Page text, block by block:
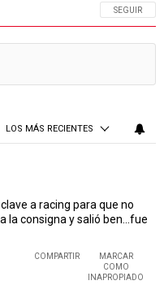
SIGA ESTA
SEGUIR
LOS MÁS RECIENTES
a racing para que no
la consigna y salió ben...fue
COMPARTIR
MARCAR
COMO
INAPROPIADO